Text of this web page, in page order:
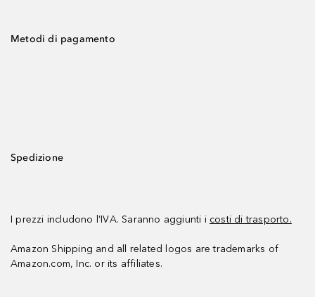
Metodi di pagamento
Spedizione
I prezzi includono l’IVA. Saranno aggiunti i costi di trasporto.
Amazon Shipping and all related logos are trademarks of
Amazon.com, Inc. or its affiliates.